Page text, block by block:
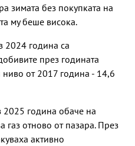
зимата без покупката на
му беше висока.
2024 година са
през годината
ниво от 2017 година - 14,6
2025 година обаче на
газ отново от пазара. През
активно